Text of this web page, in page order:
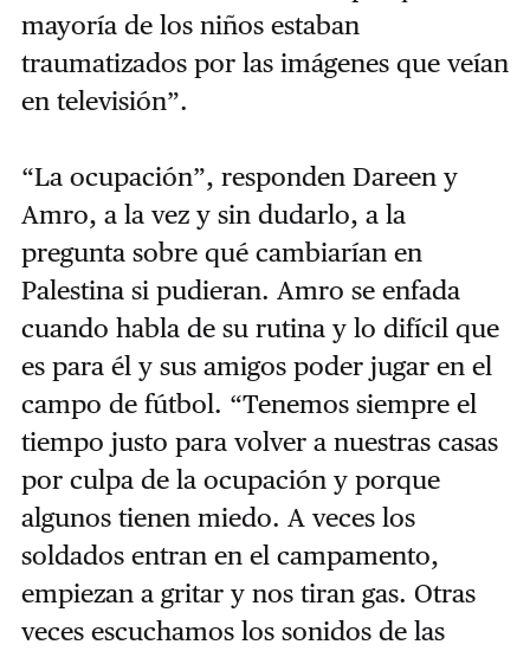
mayoría de los niños estaban
traumatizados por las imágenes que veían
en televisión”.
“La ocupación”, responden Dareen y
Amro, a la vez y sin dudarlo, a la
pregunta sobre qué cambiarían en
Palestina si pudieran. Amro se enfada
cuando habla de su rutina y lo difícil que
es para él y sus amigos poder jugar en el
campo de fútbol. “Tenemos siempre el
tiempo justo para volver a nuestras casas
por culpa de la ocupación y porque
algunos tienen miedo. A veces los
soldados entran en el campamento,
empiezan a gritar y nos tiran gas. Otras
veces escuchamos los sonidos de las